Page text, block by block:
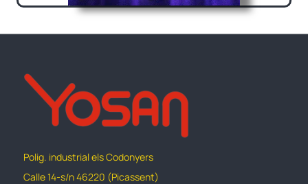
Polig. industrial els Codonyers
Calle 14-s/n 46220 (Picassent)